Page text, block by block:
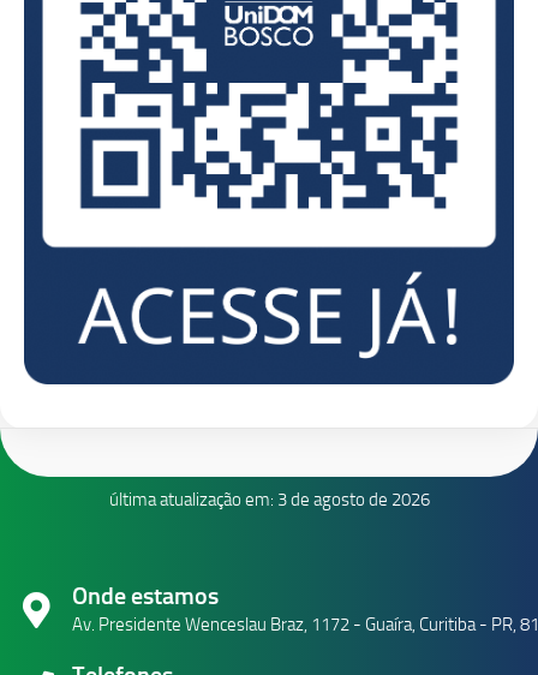
última atualização em: 3 de agosto de 2026
Onde estamos
Av. Presidente Wenceslau Braz, 1172 - Guaíra, Curitiba - PR,